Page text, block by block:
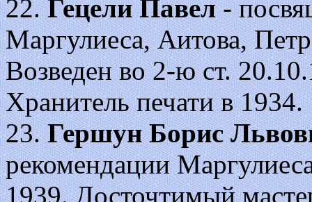
22.Гецели Павел-
Маргулиеса, Аитова,
Возведен во 2-ю ст.
Хранитель печати в 1934.
23.Гершун Борис
рекомендации
1939. Досточтимый